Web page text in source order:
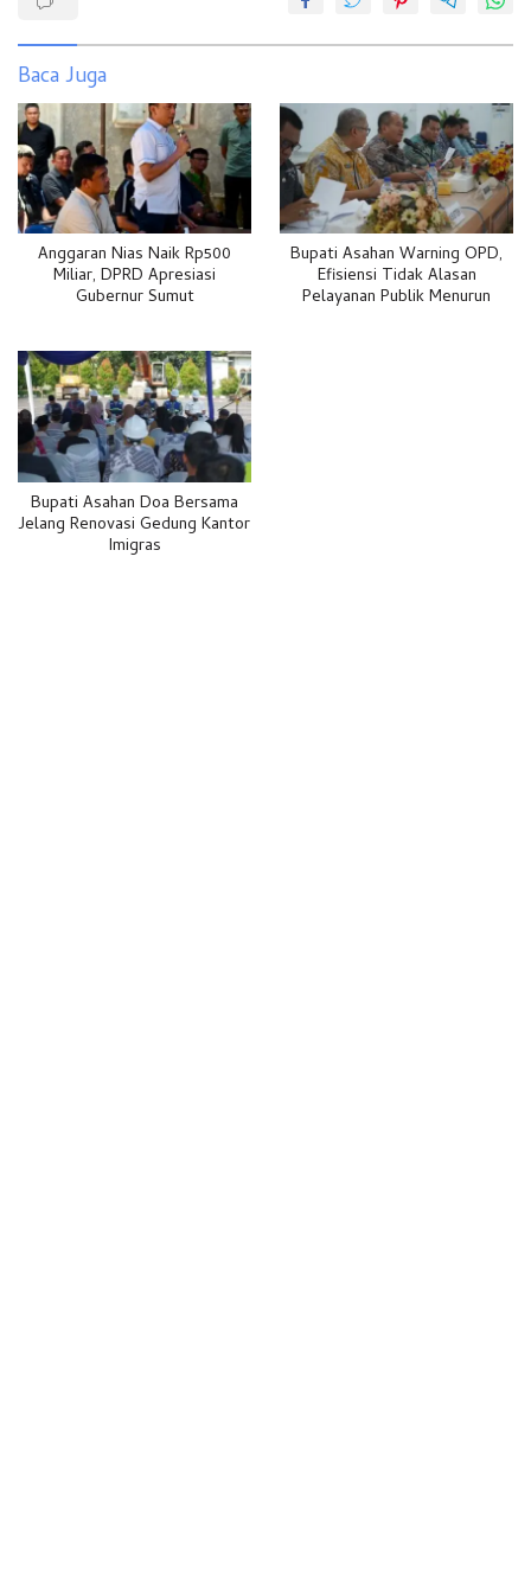
Baca Juga
Anggaran Nias Naik Rp500
Miliar, DPRD Apresiasi
Gubernur Sumut
Bupati Asahan Warning OPD,
Efisiensi Tidak Alasan
Pelayanan Publik Menurun
Bupati Asahan Doa Bersama
Jelang Renovasi Gedung Kantor
Imigras